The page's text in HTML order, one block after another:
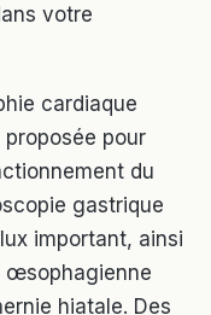
votre
cardiaque
pour
du
gastrique
important, ainsi
œsophagienne
hiatale. Des